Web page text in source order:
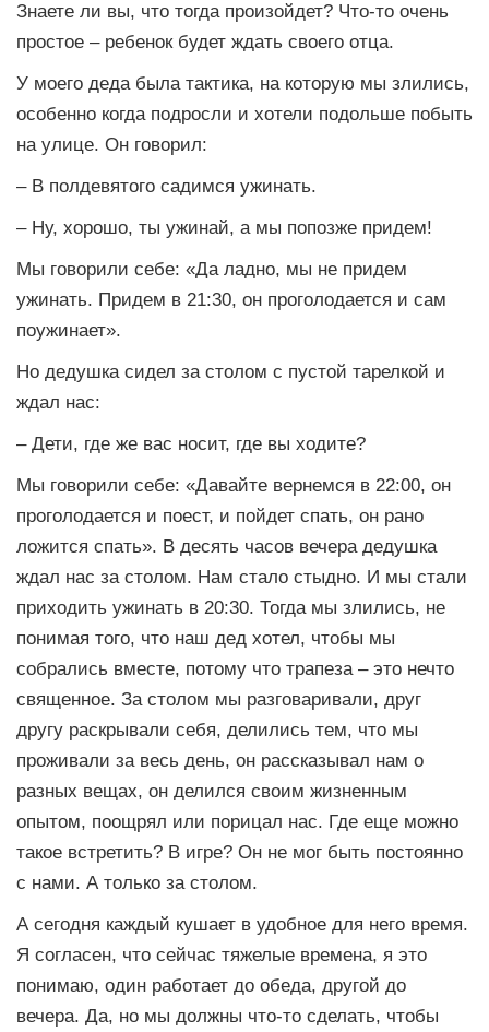
Знаете ли вы, что тогда произойдет? Что-то очень
простое – ребенок будет ждать своего отца.
У моего деда была тактика, на которую мы злились,
особенно когда подросли и хотели подольше побыть
на улице. Он говорил:
– В полдевятого садимся ужинать.
– Ну, хорошо, ты ужинай, а мы попозже придем!
Мы говорили себе: «Да ладно, мы не придем
ужинать. Придем в 21:30, он проголодается и сам
поужинает».
Но дедушка сидел за столом с пустой тарелкой и
ждал нас:
– Дети, где же вас носит, где вы ходите?
Мы говорили себе: «Давайте вернемся в 22:00, он
проголодается и поест, и пойдет спать, он рано
ложится спать». В десять часов вечера дедушка
ждал нас за столом. Нам стало стыдно. И мы стали
приходить ужинать в 20:30. Тогда мы злились, не
понимая того, что наш дед хотел, чтобы мы
собрались вместе, потому что трапеза – это нечто
священное. За столом мы разговаривали, друг
другу раскрывали себя, делились тем, что мы
проживали за весь день, он рассказывал нам о
разных вещах, он делился своим жизненным
опытом, поощрял или порицал нас. Где еще можно
такое встретить? В игре? Он не мог быть постоянно
с нами. А только за столом.
А сегодня каждый кушает в удобное для него время.
Я согласен, что сейчас тяжелые времена, я это
понимаю, один работает до обеда, другой до
вечера. Да, но мы должны что-то сделать, чтобы